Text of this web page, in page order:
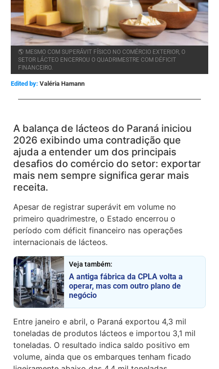
🌎 MESMO COM SUPERÁVIT FÍSICO NO COMÉRCIO EXTERIOR, O
SETOR LÁCTEO ENCERROU O QUADRIMESTRE COM DÉFICIT
FINANCEIRO.
Edited by: Valéria Hamann
A balança de lácteos do Paraná iniciou
2026 exibindo uma contradição que
ajuda a entender um dos principais
desafios do comércio do setor: exportar
mais nem sempre significa gerar mais
receita.
Apesar de registrar superávit em volume no
primeiro quadrimestre, o Estado encerrou o
período com déficit financeiro nas operações
internacionais de lácteos.
Veja também:
A antiga fábrica da CPLA volta a
operar, mas com outro plano de
negócio
Entre janeiro e abril, o Paraná exportou 4,3 mil
toneladas de produtos lácteos e importou 3,1 mil
toneladas. O resultado indica saldo positivo em
volume, ainda que os embarques tenham ficado